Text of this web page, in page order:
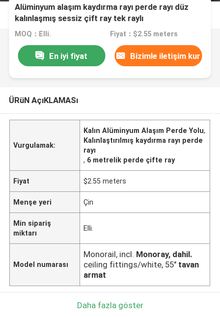
Alüminyum alaşım kaydırma rayı perde rayı düz
kalınlaşmış sessiz çift ray tek raylı
MOQ：Elli. Fiyat：$2.55 meters
En iyi fiyat Bizimle iletişim kur
ÜRüN AçıKLAMASı
Vurgulamak:
Kalın Alüminyum Alaşım Perde Yolu,
Kalınlaştırılmış kaydırma rayı perde
rayı
, 6 metrelik perde çifte ray
Fiyat $2.55 meters
Menşe yeri Çin
Min sipariş
miktarı
Elli.
Model numarası
Monorail, incl. Monoray, dahil.
ceiling fittings/white, 55" tavan
armat
Daha fazla göster